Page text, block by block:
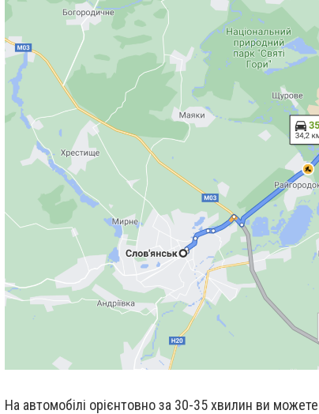
На автомобілі орієнтовно за 30-35 хвилин ви